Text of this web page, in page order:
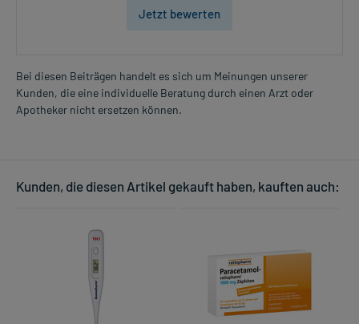
Jetzt bewerten
Bei diesen Beiträgen handelt es sich um Meinungen unserer
Kunden, die eine individuelle Beratung durch einen Arzt oder
Apotheker nicht ersetzen können.
Kunden, die diesen Artikel gekauft haben, kauften auch: